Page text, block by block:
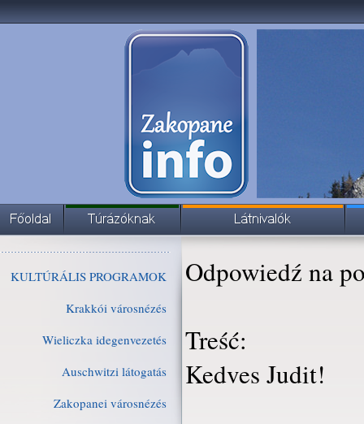
KULTÚRÁLIS PROGRAMOK
Krakkói városnézés
Wieliczka idegenvezetés
Auschwitzi látogatás
Zakopanei városnézés
Odpowiedź na
Treść:
Kedves Judit!